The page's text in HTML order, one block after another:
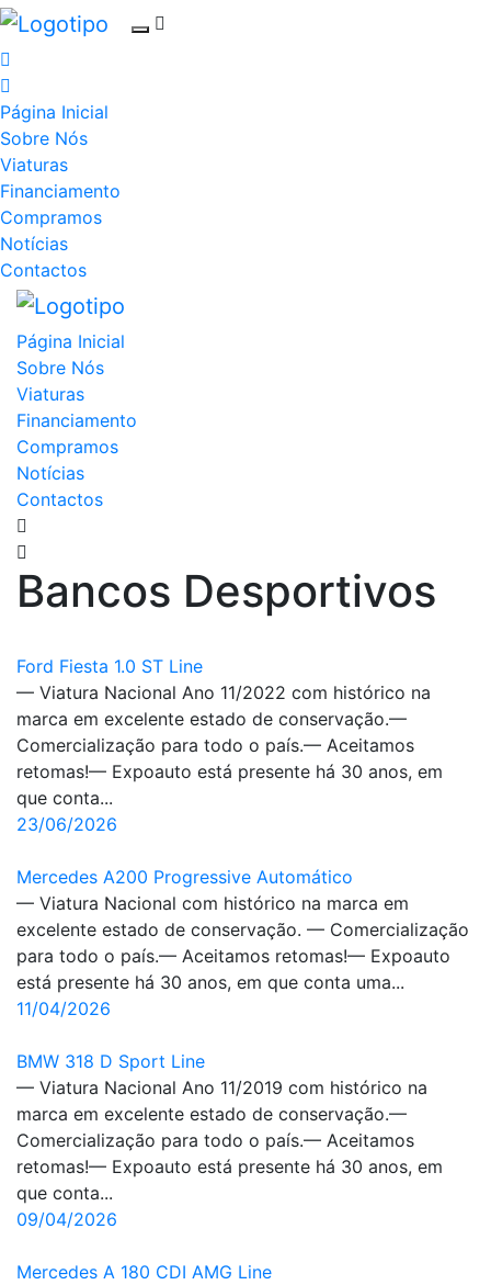
Página Inicial
Sobre Nós
Viaturas
Financiamento
Compramos
Notícias
Contactos
Página Inicial
Sobre Nós
Viaturas
Financiamento
Compramos
Notícias
Contactos
Bancos Desportivos
Ford Fiesta 1.0 ST Line
— Viatura Nacional Ano 11/2022 com histórico na
marca em excelente estado de conservação.—
Comercialização para todo o país.— Aceitamos
retomas!— Expoauto está presente há 30 anos, em
que conta...
23/06/2026
Mercedes A200 Progressive Automático
— Viatura Nacional com histórico na marca em
excelente estado de conservação. — Comercialização
para todo o país.— Aceitamos retomas!— Expoauto
está presente há 30 anos, em que conta uma...
11/04/2026
BMW 318 D Sport Line
— Viatura Nacional Ano 11/2019 com histórico na
marca em excelente estado de conservação.—
Comercialização para todo o país.— Aceitamos
retomas!— Expoauto está presente há 30 anos, em
que conta...
09/04/2026
Mercedes A 180 CDI AMG Line